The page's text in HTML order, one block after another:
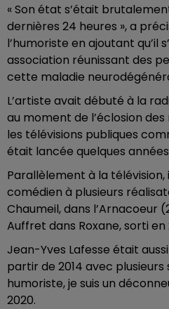
« Son état s’était
dernières 24 heures », a
l’humoriste en ajoutant qu’il
association réunissant des
cette maladie
L’artiste avait débuté à la
au moment de l’éclosion
les télévisions publiques
était lancée quelques
Parallèlement à la
comédien à plusieurs
Chaumeil, dans l’Arnacoeur
Auffret dans Roxane, sorti en
Jean-Yves Lafesse était
partir de 2014 avec plusieurs
humoriste, je suis un
2020.